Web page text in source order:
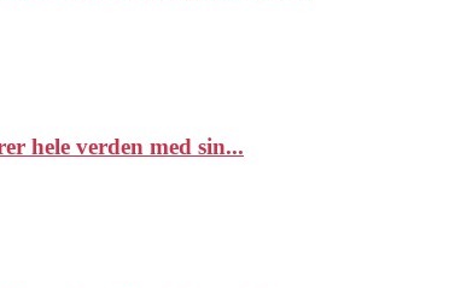
hele verden med sin...